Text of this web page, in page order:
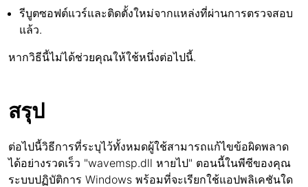
รีบูตซอฟต์แวร์และติดตั้งใหม่จากแหล่งที่ผ่านการตรวจสอบ
แล้ว.
หากวิธีนี้ไม่ได้ช่วยคุณให้ใช้หนึ่งต่อไปนี้.
สรุป
ต่อไปนี้วิธีการที่ระบุไว้ทั้งหมดผู้ใช้สามารถแก้ไขข้อผิดพลาด
ได้อย่างรวดเร็ว "wavemsp.dll หายไป" ตอนนี้ในพีซีของคุณ
ระบบปฏิบัติการ Windows พร้อมที่จะเรียกใช้แอปพลิเคชันใด